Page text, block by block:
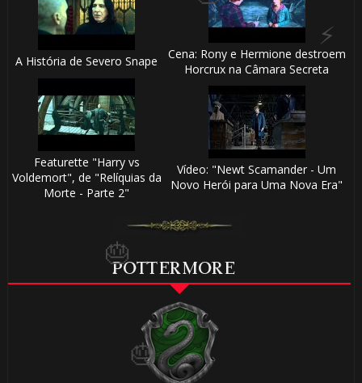
A História de Severo Snape
Cena: Rony e Hermione destroem
Horcrux na Câmara Secreta
Featurette "Harry vs
Voldemort", de "Relíquias da
Morte - Parte 2"
Vídeo: "Newt Scamander - Um
Novo Herói para Uma Nova Era"
POTTERMORE
1️⃣ 8️⃣
1️⃣ 8️⃣
1️⃣
8️⃣
🎈
🎂
⚡